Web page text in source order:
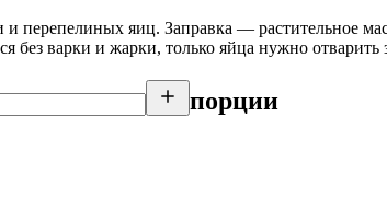
перепелиных яиц. Заправка — растительное
без варки и жарки, только яйца нужно отварить
порции